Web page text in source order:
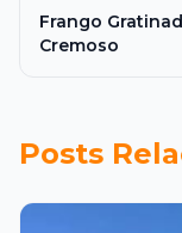
Frango
Cremoso
Posts